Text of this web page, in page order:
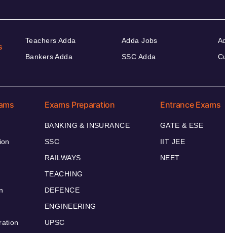
Teachers Adda
Bankers Adda
Adda Jobs
SSC Adda
Exams Preparation
BANKING & INSURANCE
SSC
RAILWAYS
TEACHING
DEFENCE
ENGINEERING
UPSC
Entrance Exams
GATE & ESE
IIT JEE
NEET